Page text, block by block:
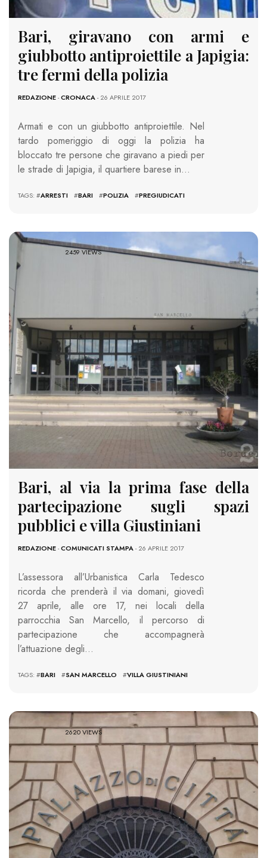
Bari, giravano con armi e
giubbotto antiproiettile a Japigia:
tre fermi della polizia
REDAZIONE-CRONACA- 26 APRILE 2017
Armati e con un giubbotto antiproiettile. Nel
tardo pomeriggio di oggi la polizia ha
bloccato tre persone che giravano a piedi per
le strade di Japigia, il quartiere barese in…
TAGS: #ARRESTI #BARI #POLIZIA #PREGIUDICATI
2459 VIEWS
Bari, al via la prima fase della
partecipazione sugli spazi
pubblici e villa Giustiniani
REDAZIONE-COMUNICATI STAMPA- 26 APRILE 2017
L’assessora all’Urbanistica Carla Tedesco
ricorda che prenderà il via domani, giovedì
27 aprile, alle ore 17, nei locali della
parrocchia San Marcello, il percorso di
partecipazione che accompagnerà
l’attuazione degli…
TAGS: #BARI #SAN MARCELLO #VILLA GIUSTINIANI
2620 VIEWS